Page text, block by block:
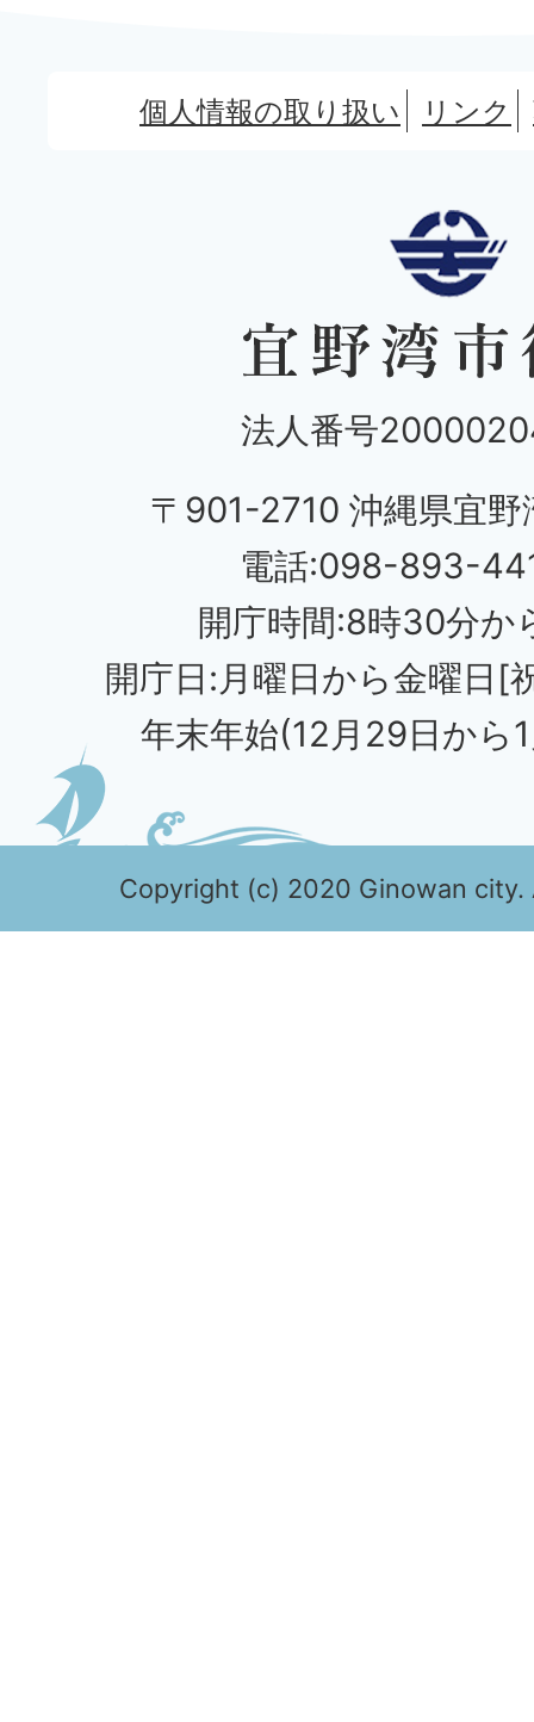
個人情報の取り扱い リンク
法人番号
〒901-2710 沖縄県宜野
電話:098-893-
開庁時間:8時30分か
開庁日:月曜日から金曜日[
年末年始(12月29日から
Copyright (c) 2020 Ginowan city.